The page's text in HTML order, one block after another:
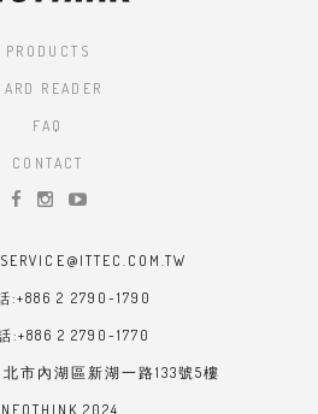
PRODUCTS
READER
FAQ
CONTACT
:+886 2 2790-1790
:+886 2 2790-1770
市內湖區新湖一路133號5樓
2024